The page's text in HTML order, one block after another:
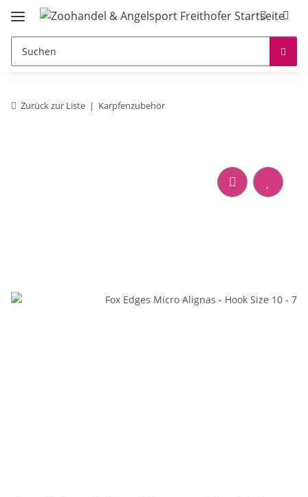
Zurück zur Liste Karpfenzubehör